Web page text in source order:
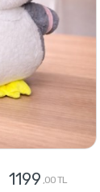
1199 ,00 TL